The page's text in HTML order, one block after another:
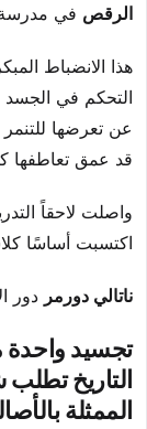
الرقص في مدرسة
هذا الانضباط
التحكم في
عن تعرضها
قد عمق تعاطفها
واصلت لاحقاً
اكتسبت أساسًا
ناتالي دورمر دور
تجسيد واحدة
التاريخ
الممثلة